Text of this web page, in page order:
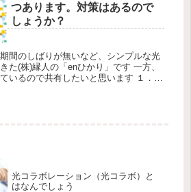
つあります。対策はあるので
しょうか？
間のしばりが無いなど、シンプルな光
た(株)縁人の「enひかり」です 一方、
いるので共有したいと思います １．ス
い 日本の移動通信を支配している3
光コラボレーション（光コラボ）と
はなんでしょう